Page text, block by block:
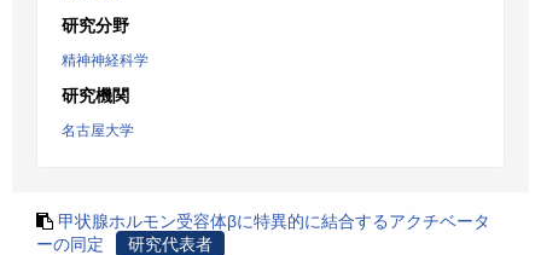
研究分野
精神神経科学
研究機関
名古屋大学
甲状腺ホルモン受容体βに特異的に結合するアクチベータ
ーの同定
研究代表者